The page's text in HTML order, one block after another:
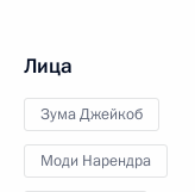
Лица
Зума Джейкоб
Моди Нарендра